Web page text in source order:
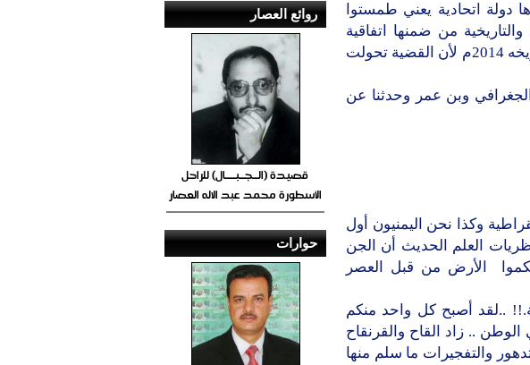
دولة اتحادية يعني طمستوا
من ضمنها اتفاقية
الطائف واتفاقية جدة وصارت اليمن مولود جديد تاريخه 2014م لأن القضية تحولت
وبن عمر وحدثنا عن
وكذا نحن اليمنيون أول
العلم الحديث أن الجن
الأرض من قبل العصر
..لقد أصبح كل واحد منكم
.. زاد القاح والقرنقاح
والتفجيرات ما سلم منها
روائع العصار
قصيدة (الــجــبــــال) للراحل
الأسطورة محمد عبد الاله العصار
حوارات